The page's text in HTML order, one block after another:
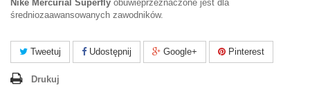
Nike Mercurial Superfly obuwieprzeznaczone jest dla
średniozaawansowanych zawodników.
Tweetuj Udostępnij Google+ Pinterest
Drukuj